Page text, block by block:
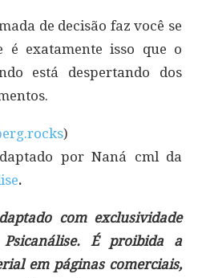
de decisão faz você se
é exatamente isso que o
está despertando dos
)
por Naná cml da
.
com exclusividade
É proibida a
em páginas comerciais,